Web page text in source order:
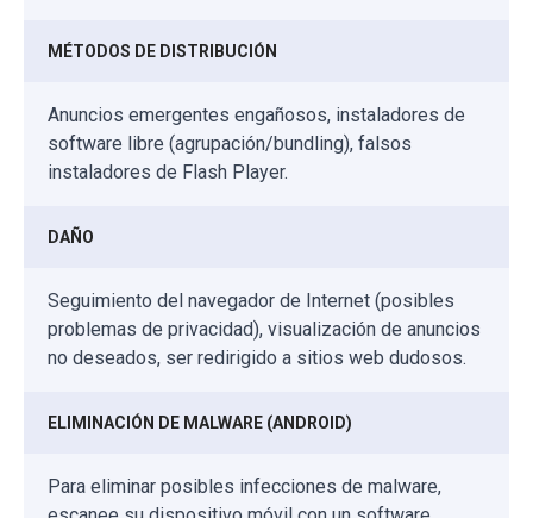
MÉTODOS DE DISTRIBUCIÓN
Anuncios emergentes engañosos, instaladores de
software libre (agrupación/bundling), falsos
instaladores de Flash Player.
DAÑO
Seguimiento del navegador de Internet (posibles
problemas de privacidad), visualización de anuncios
no deseados, ser redirigido a sitios web dudosos.
ELIMINACIÓN DE MALWARE (ANDROID)
Para eliminar posibles infecciones de malware,